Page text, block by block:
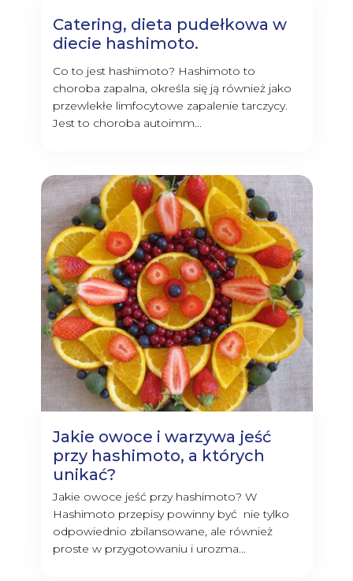
Catering, dieta pudełkowa w
diecie hashimoto.
Co to jest hashimoto? Hashimoto to
choroba zapalna, określa się ją również jako
przewlekłe limfocytowe zapalenie tarczycy.
Jest to choroba autoimm...
Jakie owoce i warzywa jeść
przy hashimoto, a których
unikać?
Jakie owoce jeść przy hashimoto? W
Hashimoto przepisy powinny być nie tylko
odpowiednio zbilansowane, ale również
proste w przygotowaniu i urozma...